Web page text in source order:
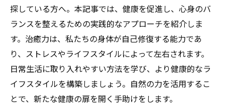
探している方へ。本記事では、健康を促進し、心身のバ
ランスを整えるための実践的なアプローチを紹介しま
す。治癒力は、私たちの身体が自己修復する能力であ
り、ストレスやライフスタイルによって左右されます。
日常生活に取り入れやすい方法を学び、より健康的なラ
イフスタイルを構築しましょう。自然の力を活用するこ
とで、新たな健康の扉を開く手助けをします。